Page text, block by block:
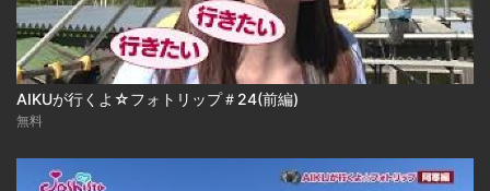
AIKUが行くよ☆フォトリップ＃24(前編)
無料